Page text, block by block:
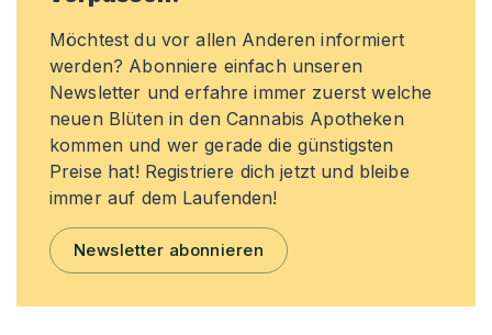
Möchtest du vor allen Anderen informiert
werden? Abonniere einfach unseren
Newsletter und erfahre immer zuerst welche
neuen Blüten in den Cannabis Apotheken
kommen und wer gerade die günstigsten
Preise hat! Registriere dich jetzt und bleibe
immer auf dem Laufenden!
Newsletter abonnieren